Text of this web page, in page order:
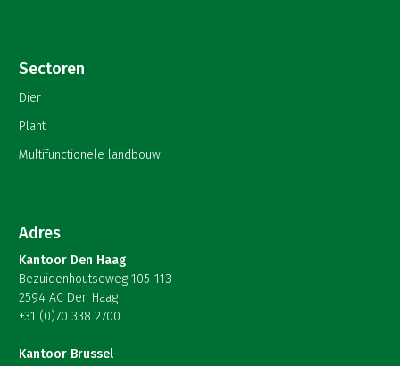
Sectoren
Dier
Plant
Multifunctionele landbouw
Adres
Kantoor Den Haag
Bezuidenhoutseweg 105-113
2594 AC Den Haag
+31 (0)70 338 2700
Kantoor Brussel